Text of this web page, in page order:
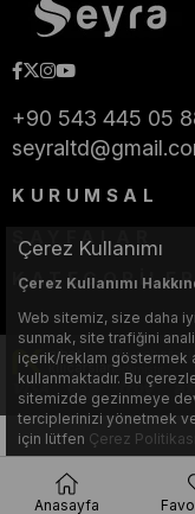
+90 543 445 05
KURUMSAL
SAYFALAR
Bu web
edilmiştir.
Çerez Kullanımı
Çerez Kullanımı
Web sitemiz, size daha
sunmak, site trafiğini
içerik/reklam göstermek
kullanmaktadır. Bu
sitemizde gezinmeye
terciplerinizi yönetmek
için lütfen Çerez Politikası
Anasayfa